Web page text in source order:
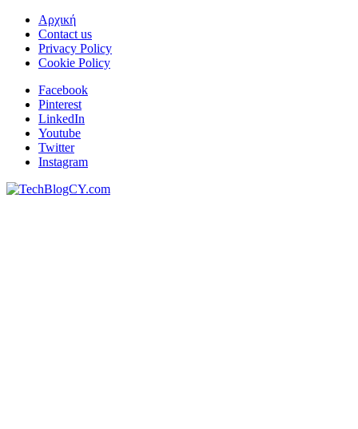
Αρχική
Contact us
Privacy Policy
Cookie Policy
Facebook
Pinterest
LinkedIn
Youtube
Twitter
Instagram